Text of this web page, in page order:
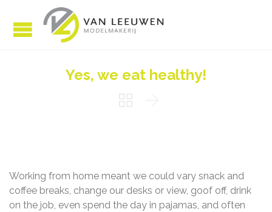
Yes, we eat healthy!
 
Working from home meant we could vary snack and
coffee breaks, change our desks or view, goof off, drink
on the job, even spend the day in pajamas, and often